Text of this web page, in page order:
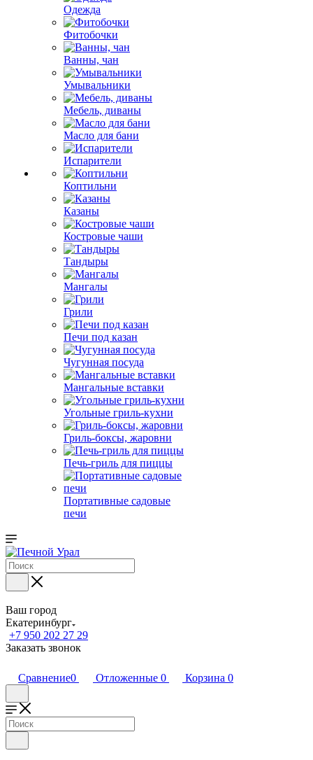
Одежда
Фитобочки
Ванны, чан
Умывальники
Мебель, диваны
Масло для бани
Испарители
Коптильни
Казаны
Костровые чаши
Тандыры
Мангалы
Грили
Печи под казан
Чугунная посуда
Мангальные вставки
Угольные гриль-кухни
Гриль-боксы, жаровни
Печь-гриль для пиццы
Портативные садовые
печи
Ваш город
Екатеринбург
+7 950 202 27 29
Заказать звонок
Сравнение0 Отложенные 0 Корзина 0